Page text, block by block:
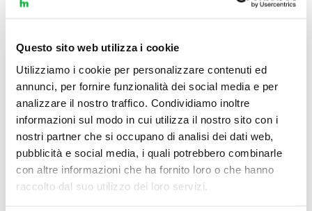
Questo sito web utilizza i cookie
Utilizziamo i cookie per personalizzare contenuti ed
annunci, per fornire funzionalità dei social media e per
analizzare il nostro traffico. Condividiamo inoltre
informazioni sul modo in cui utilizza il nostro sito con i
nostri partner che si occupano di analisi dei dati web,
pubblicità e social media, i quali potrebbero combinarle
con altre informazioni che ha fornito loro o che hanno
raccolto dal suo utilizzo dei loro servizi.